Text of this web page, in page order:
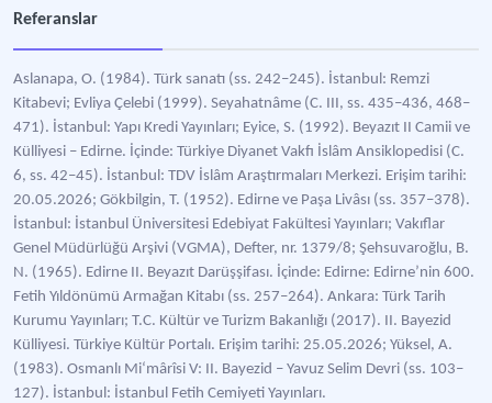
Referanslar
Aslanapa, O. (1984). Türk sanatı (ss. 242–245). İstanbul: Remzi
Kitabevi; Evliya Çelebi (1999). Seyahatnâme (C. III, ss. 435–436, 468–
471). İstanbul: Yapı Kredi Yayınları; Eyice, S. (1992). Beyazıt II Camii ve
Külliyesi – Edirne. İçinde: Türkiye Diyanet Vakfı İslâm Ansiklopedisi (C.
6, ss. 42–45). İstanbul: TDV İslâm Araştırmaları Merkezi. Erişim tarihi:
20.05.2026; Gökbilgin, T. (1952). Edirne ve Paşa Livâsı (ss. 357–378).
İstanbul: İstanbul Üniversitesi Edebiyat Fakültesi Yayınları; Vakıflar
Genel Müdürlüğü Arşivi (VGMA), Defter, nr. 1379/8; Şehsuvaroğlu, B.
N. (1965). Edirne II. Beyazıt Darüşşifası. İçinde: Edirne: Edirne’nin 600.
Fetih Yıldönümü Armağan Kitabı (ss. 257–264). Ankara: Türk Tarih
Kurumu Yayınları; T.C. Kültür ve Turizm Bakanlığı (2017). II. Bayezid
Külliyesi. Türkiye Kültür Portalı. Erişim tarihi: 25.05.2026; Yüksel, A.
(1983). Osmanlı Mi‘mârîsi V: II. Bayezid – Yavuz Selim Devri (ss. 103–
127). İstanbul: İstanbul Fetih Cemiyeti Yayınları.